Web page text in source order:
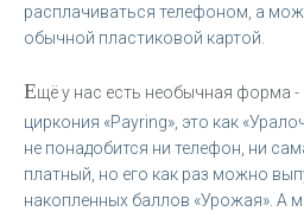
расплачиваться телефоном, а
обычной пластиковой картой.
Ещё у нас есть необычная форма -
циркония «Payring», это как
не понадобится ни телефон, ни
платный, но его как раз можно
накопленных баллов «Урожая». А